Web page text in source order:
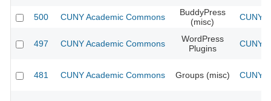
500 CUNY Academic Commons
BuddyPress
(misc)
CUNY
497 CUNY Academic Commons
WordPress
Plugins
CUNY
481 CUNY Academic Commons Groups (misc) CUNY